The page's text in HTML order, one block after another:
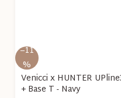
–11
%
Venicci x HUNTER
+ Base T - Navy